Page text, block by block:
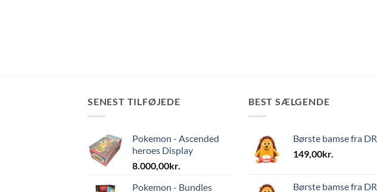
SENEST TILFØJEDE
Pokemon - Ascended
heroes Display
8.000,00kr.
Pokemon - Bundles
BEST SÆLGENDE
Børste bamse fra DR
149,00kr.
Børste bamse fra DR